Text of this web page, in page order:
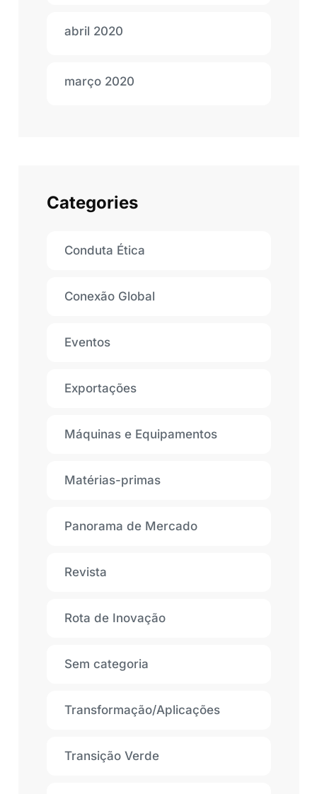
abril 2020
março 2020
Categories
Conduta Ética
Conexão Global
Eventos
Exportações
Máquinas e Equipamentos
Matérias-primas
Panorama de Mercado
Revista
Rota de Inovação
Sem categoria
Transformação/Aplicações
Transição Verde